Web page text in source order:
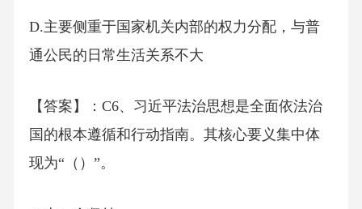
D.主要侧重于国家机关内部的权力分配，与普
通公民的日常生活关系不大
【答案】：C6、习近平法治思想是全面依法治
国的根本遵循和行动指南。其核心要义集中体
现为“（）”。